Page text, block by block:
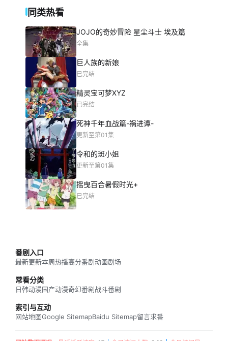
同类热看
JOJO的奇妙冒险 星尘斗士 埃及篇
全集
巨人族的新娘
已完结
精灵宝可梦XYZ
已完结
死神千年血战篇-祸进谭-
更新至第01集
令和的斑小姐
更新至第01集
摇曳百合暑假时光+
已完结
番剧入口
最新更新本周热播高分番剧动画剧场
常看分类
日韩动漫国产动漫奇幻番剧战斗番剧
索引与互动
网站地图Google SitemapBaidu Sitemap留言求番